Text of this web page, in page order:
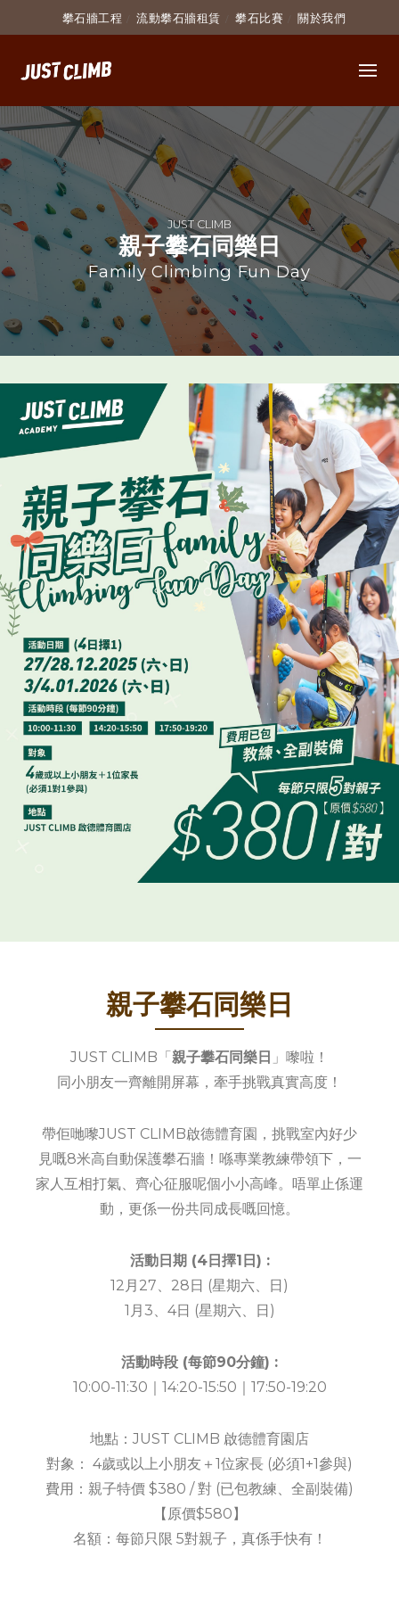
攀石牆工程 流動攀石牆租賃 攀石比賽 關於我們
JUST CLIMB
親子攀石同樂日
Family Climbing Fun Day
親子攀石同樂日
JUST CLIMB「親子攀石同樂日 」嚟啦！
同小朋友一齊離開屏幕，牽手挑戰真實高度！
帶佢哋嚟JUST CLIMB啟德體育園，挑戰室內好少
見嘅8米高自動保護攀石牆！喺專業教練帶領下，一
家人互相打氣、齊心征服呢個小小高峰。唔單止係運
動，更係一份共同成長嘅回憶。
活動日期 (4日擇1日) :
12月27、28日 (星期六、日)
1月3、4日 (星期六、日)
活動時段 (每節90分鐘) :
10:00-11:30｜14:20-15:50｜17:50-19:20
地點：JUST CLIMB 啟德體育園店
對象： 4歲或以上小朋友＋1位家長 (必須1+1參與)
費用：親子特價 $380 / 對 (已包教練、全副裝備)
【原價$580】
名額：每節只限 5對親子，真係手快有！